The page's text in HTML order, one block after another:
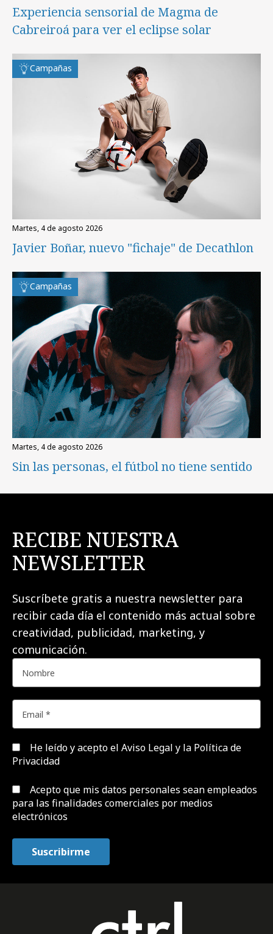
Experiencia sensorial de Magma de
Cabreiroá para ver el eclipse solar
Campañas
martes, 4 de agosto 2026
Javier Boñar, nuevo "fichaje" de Decathlon
Campañas
martes, 4 de agosto 2026
Sin las personas, el fútbol no tiene sentido
RECIBE NUESTRA
NEWSLETTER
Suscríbete gratis a nuestra newsletter para
recibir cada día el contenido más actual sobre
creatividad, publicidad, marketing, y
comunicación.
He leído y acepto el Aviso Legal y la Política de
Privacidad
Acepto que mis datos personales sean empleados
para las finalidades comerciales por medios
electrónicos